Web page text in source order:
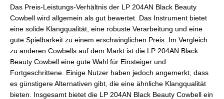
Das Preis-Leistungs-Verhältnis der LP 204AN Black Beauty
Cowbell wird allgemein als gut bewertet. Das Instrument bietet
eine solide Klangqualität, eine robuste Verarbeitung und eine
gute Spielbarkeit zu einem erschwinglichen Preis. Im Vergleich
zu anderen Cowbells auf dem Markt ist die LP 204AN Black
Beauty Cowbell eine gute Wahl für Einsteiger und
Fortgeschrittene. Einige Nutzer haben jedoch angemerkt, dass
es günstigere Alternativen gibt, die eine ähnliche Klangqualität
bieten. Insgesamt bietet die LP 204AN Black Beauty Cowbell ein